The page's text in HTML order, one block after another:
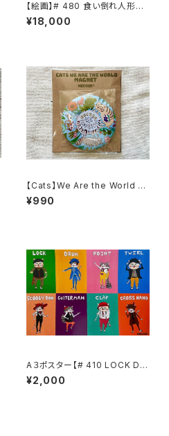
【絵画】# 480 食い倒れ人形
茶々さん
¥18,000
【Cats】We Are the World で
かマグネット
¥990
A３ポスター【# 410 LOCK DA
NCE CAT 1】
¥2,000